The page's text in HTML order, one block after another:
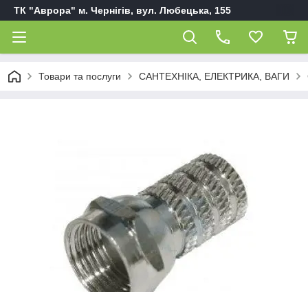
ТК "Аврора" м. Чернігів, вул. Любецька, 155
Товари та послуги САНТЕХНІКА, ЕЛЕКТРИКА, ВАГИ